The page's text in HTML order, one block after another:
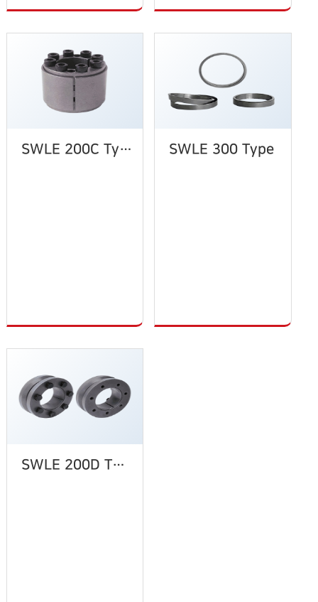
SWLE 200C Type SWLE 300 Type
SWLE 200D Type